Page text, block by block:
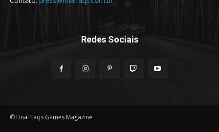
Redes Sociais
© Final Faqs Games Magazine